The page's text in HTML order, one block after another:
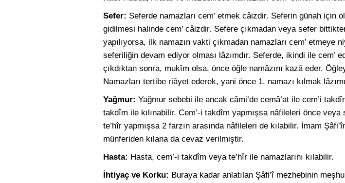
Sefer: Seferde namazları cem’ etmek câizdir. Seferin günah için
gidilmesi halinde cem’ câizdir. Sefere çıkmadan veya sefer
yapılıyorsa, ilk namazın vakti çıkmadan namazları cem’ etmeye
seferiliğin devam ediyor olması lâzımdır. Seferde, ikindi ile cem’
çıkdıktan sonra, mukîm olsa, önce öğle namâzını kazâ eder.
Namazları tertibe riâyet ederek, yani önce 1. namazı kılmak
Yağmur: Yağmur sebebi ile ancak câmi’de cemâ’at ile cem’i
takdîm ile kılınabilir. Cem’-i takdîm yapmışsa nâfileleri önce veya
te’hîr yapmışsa 2 farzın arasında nâfileleri de kılabilir. İmam
münferiden kılana da cevaz verilmiştir.
Hasta: Hasta, cem’-i takdîm veya te’hîr ile namazlarını kılabilir.
İhtiyaç ve Korku: Buraya kadar anlatılan Şâfi’î mezhebinin